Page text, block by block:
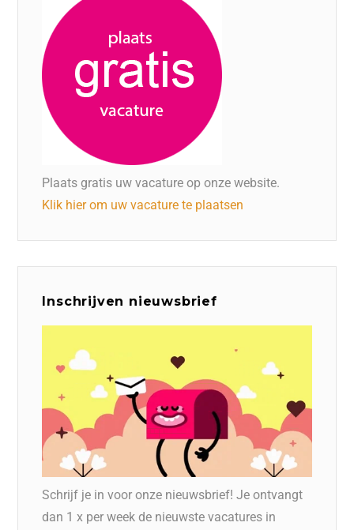
Plaats gratis uw vacature op onze website.
Klik hier om uw vacature te plaatsen
Inschrijven nieuwsbrief
Schrijf je in voor onze nieuwsbrief! Je ontvangt
dan 1 x per week de nieuwste vacatures in